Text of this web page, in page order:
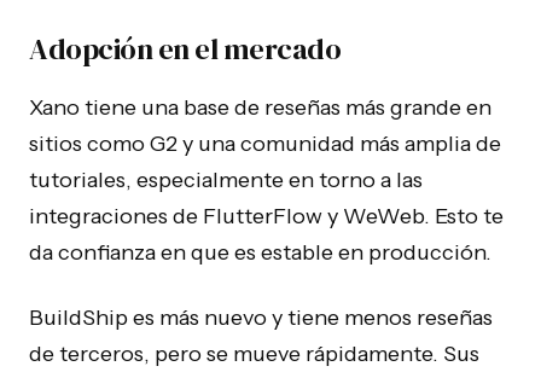
Adopción en el mercado
Xano tiene una base de reseñas más grande en
sitios como G2 y una comunidad más amplia de
tutoriales, especialmente en torno a las
integraciones de FlutterFlow y WeWeb. Esto te
da confianza en que es estable en producción.
BuildShip es más nuevo y tiene menos reseñas
de terceros, pero se mueve rápidamente. Sus